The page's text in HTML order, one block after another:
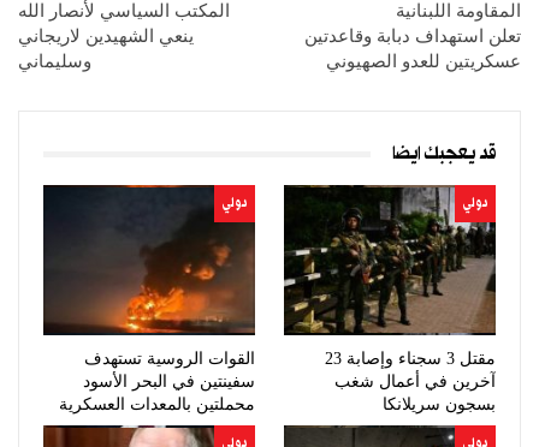
المقاومة اللبنانية
تعلن استهداف دبابة وقاعدتين
عسكريتين للعدو الصهيوني
المكتب السياسي لأنصار الله
ينعي الشهيدين لاريجاني
وسليماني
قد يعجبك ايضا
دولي
مقتل 3 سجناء وإصابة 23
آخرين في أعمال شغب
بسجون سريلانكا
دولي
القوات الروسية تستهدف
سفينتين في البحر الأسود
محملتين بالمعدات العسكرية